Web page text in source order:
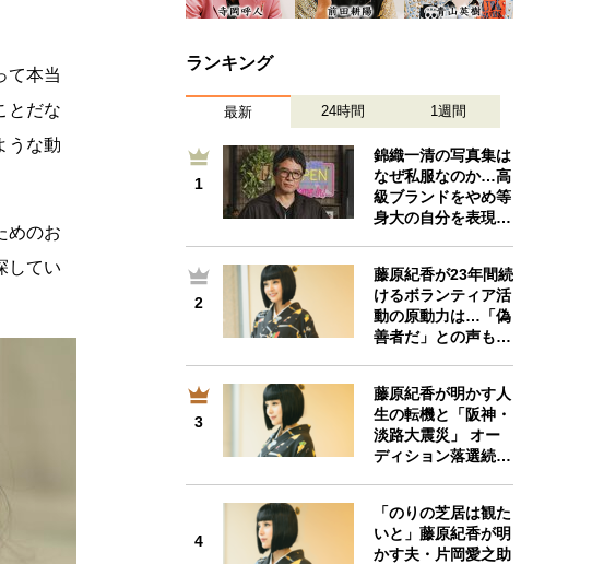
て本当
とだな
うな動
めのお
してい
ランキング
最新 24時間 1週間
1
錦織一清の写真集は
なぜ私服なのか…高
級ブランドをやめ等
身大の自分を表現…
2
藤原紀香が23年間続
けるボランティア活
動の原動力は…「偽
善者だ」との声も…
3
藤原紀香が明かす人
生の転機と「阪神・
淡路大震災」 オー
ディション落選続…
4
「のりの芝居は観た
いと」藤原紀香が明
かす夫・片岡愛之助